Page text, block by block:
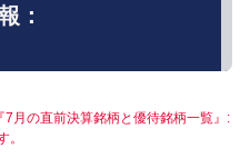
：
月の直前決算銘柄と優待銘柄一覧』:
。